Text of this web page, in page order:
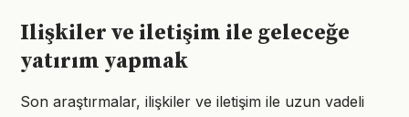
Ilişkiler ve iletişim ile geleceğe
yatırım yapmak
Son araştırmalar, ilişkiler ve iletişim ile uzun vadeli